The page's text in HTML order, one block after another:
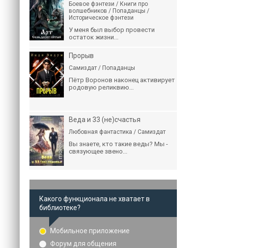
Боевое фэнтези / Книги про
волшебников / Попаданцы /
Историческое фэнтези
У меня был выбор провести
остаток жизни...
Прорыв
Самиздат / Попаданцы
Пётр Воронов наконец активирует
родовую реликвию...
Веда и 33 (не)счастья
Любовная фантастика / Самиздат
Вы знаете, кто такие веды? Мы -
связующее звено...
Какого функционала не хватает в
библиотеке?
Мобильное приложение
Форум для общения